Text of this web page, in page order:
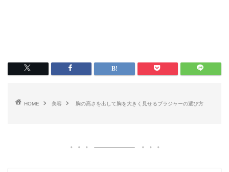
HOME 美容 胸の高さを出して胸を大きく見せるブラジャーの選び方